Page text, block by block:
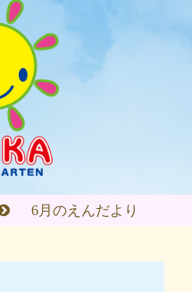
6月のえんだより